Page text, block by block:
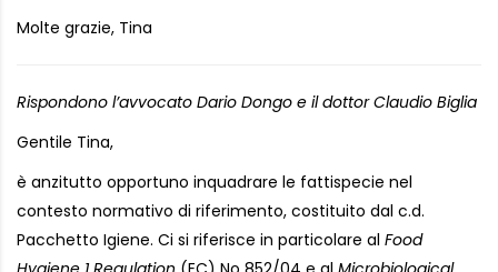
Molte grazie, Tina
Rispondono l’avvocato Dario Dongo e il dottor Claudio Biglia
Gentile Tina,
è anzitutto opportuno inquadrare le fattispecie nel
contesto normativo di riferimento, costituito dal c.d.
Pacchetto Igiene. Ci si riferisce in particolare al Food